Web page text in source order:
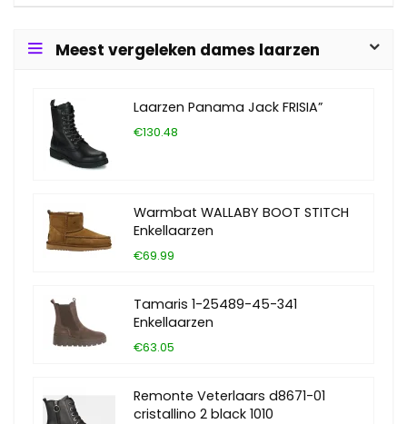
Meest vergeleken dames laarzen
Laarzen Panama Jack FRISIA”
€130.48
Warmbat WALLABY BOOT STITCH
Enkellaarzen
€69.99
Tamaris 1-25489-45-341
Enkellaarzen
€63.05
Remonte Veterlaars d8671-01
cristallino 2 black 1010